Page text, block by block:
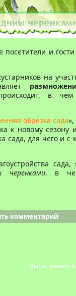
и гости
на
в чем
обрезка сада
к новому сезону
сада, для чего и с
сада,
черенками, в
комментарий
Выращиваем в